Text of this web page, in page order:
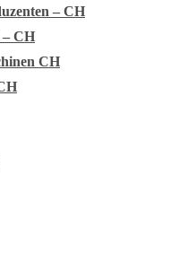
– CH
– CH
CH